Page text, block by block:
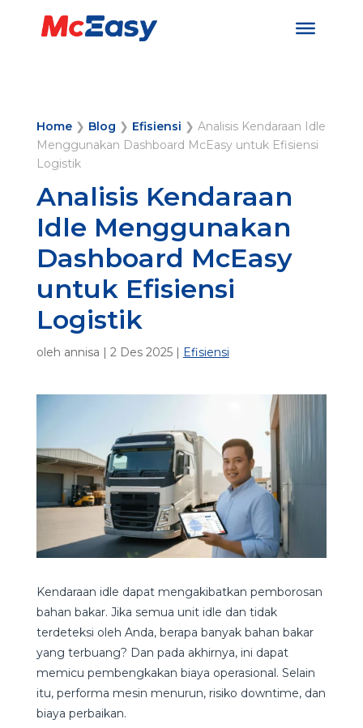
Home❯ Blog ❯ Efisiensi ❯ Analisis Kendaraan Idle
Menggunakan Dashboard McEasy untuk Efisiensi
Logistik
Analisis Kendaraan
Idle Menggunakan
Dashboard McEasy
untuk Efisiensi
Logistik
oleh annisa | 2 Des 2025| Efisiensi
Kendaraan idle dapat mengakibatkan pemborosan
bahan bakar. Jika semua unit idle dan tidak
terdeteksi oleh Anda, berapa banyak bahan bakar
yang terbuang? Dan pada akhirnya, ini dapat
memicu pembengkakan biaya operasional. Selain
itu, performa mesin menurun, risiko downtime, dan
biaya perbaikan.